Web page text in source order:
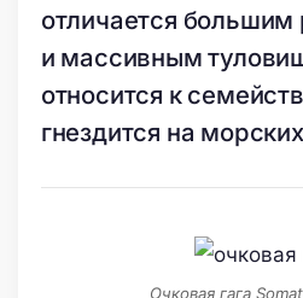
отличается
и массивным
относится к
гнездится на
Очковая гага